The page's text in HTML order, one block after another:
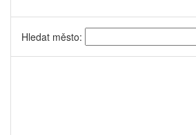
Hledat město: